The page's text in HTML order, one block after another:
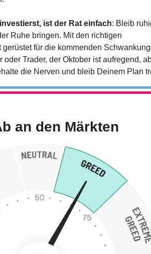
ist der Rat einfach: Bleib
Ruhe bringen. Mit den richtigen
für die kommenden
Trader, der Oktober ist aufregend,
die Nerven und bleib Deinem Plan
an den Märkten